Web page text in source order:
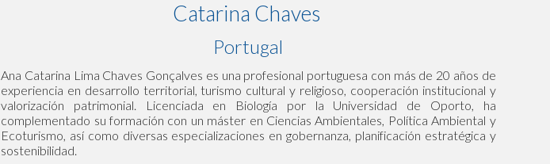
Catarina Chaves
Portugal
Ana Catarina Lima Chaves Gonçalves es una profesional portuguesa con más de 20 años de
experiencia en desarrollo territorial, turismo cultural y religioso, cooperación institucional y
valorización patrimonial. Licenciada en Biología por la Universidad de Oporto, ha
complementado su formación con un máster en Ciencias Ambientales, Política Ambiental y
Ecoturismo, así como diversas especializaciones en gobernanza, planificación estratégica y
sostenibilidad.